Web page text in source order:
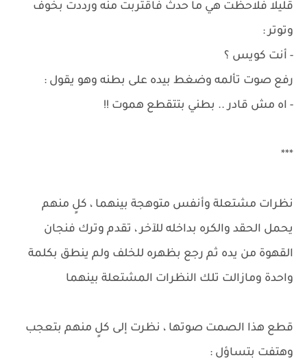
قليلا فلاحظت هي ما حدث فاقتربت منه ورددت بخوف
وتوتر :
- أنت كويس ؟
رفع صوت تألمه وضغط بيده على بطنه وهو يقول :
- اه مش قادر .. بطني بتتقطع هموت !!
***
نظرات مشتعلة وأنفس متوهجة بينهما ، كلٍ منهم
يحمل الحقد والكره بداخله للآخر ، تقدم وترك فنجان
القهوة من يده ثم رجع بظهره للخلف ولم ينطق بكلمة
واحدة ومازالت تلك النظرات المشتعلة بينهما
قطع هذا الصمت صوتها ، نظرت إلى كلٍ منهم بتعجب
وهتفت بتساؤل :